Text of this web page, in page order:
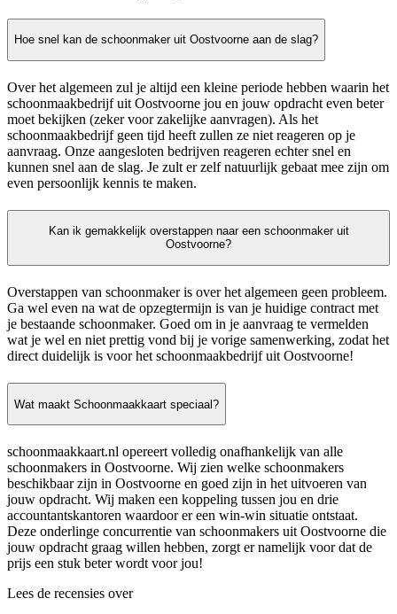
Hoe snel kan de schoonmaker uit Oostvoorne aan de slag?
Over het algemeen zul je altijd een kleine periode hebben waarin het
schoonmaakbedrijf uit Oostvoorne jou en jouw opdracht even beter
moet bekijken (zeker voor zakelijke aanvragen). Als het
schoonmaakbedrijf geen tijd heeft zullen ze niet reageren op je
aanvraag. Onze aangesloten bedrijven reageren echter snel en
kunnen snel aan de slag. Je zult er zelf natuurlijk gebaat mee zijn om
even persoonlijk kennis te maken.
Kan ik gemakkelijk overstappen naar een schoonmaker uit
Oostvoorne?
Overstappen van schoonmaker is over het algemeen geen probleem.
Ga wel even na wat de opzegtermijn is van je huidige contract met
je bestaande schoonmaker. Goed om in je aanvraag te vermelden
wat je wel en niet prettig vond bij je vorige samenwerking, zodat het
direct duidelijk is voor het schoonmaakbedrijf uit Oostvoorne!
Wat maakt Schoonmaakkaart speciaal?
schoonmaakkaart.nl opereert volledig onafhankelijk van alle
schoonmakers in Oostvoorne. Wij zien welke schoonmakers
beschikbaar zijn in Oostvoorne en goed zijn in het uitvoeren van
jouw opdracht. Wij maken een koppeling tussen jou en drie
accountantskantoren waardoor er een win-win situatie ontstaat.
Deze onderlinge concurrentie van schoonmakers uit Oostvoorne die
jouw opdracht graag willen hebben, zorgt er namelijk voor dat de
prijs een stuk beter wordt voor jou!
Lees de recensies over